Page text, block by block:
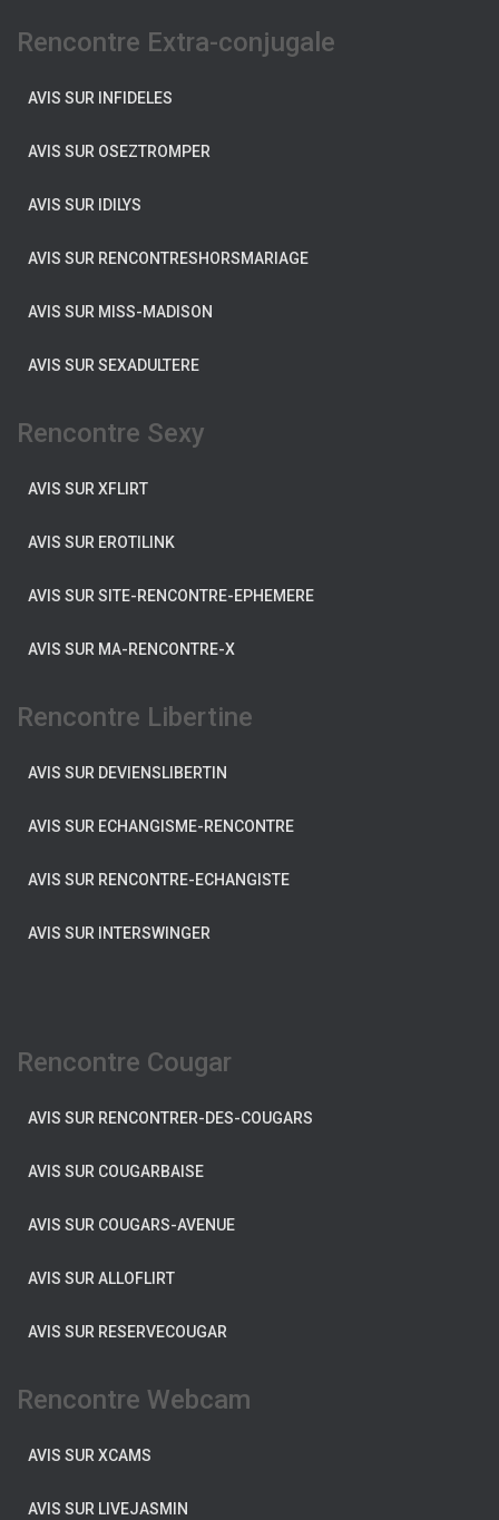
Rencontre Extra-conjugale
AVIS SUR INFIDELES
AVIS SUR OSEZTROMPER
AVIS SUR IDILYS
AVIS SUR RENCONTRESHORSMARIAGE
AVIS SUR MISS-MADISON
AVIS SUR SEXADULTERE
Rencontre Sexy
AVIS SUR XFLIRT
AVIS SUR EROTILINK
AVIS SUR SITE-RENCONTRE-EPHEMERE
AVIS SUR MA-RENCONTRE-X
Rencontre Libertine
AVIS SUR DEVIENSLIBERTIN
AVIS SUR ECHANGISME-RENCONTRE
AVIS SUR RENCONTRE-ECHANGISTE
AVIS SUR INTERSWINGER
Rencontre Cougar
AVIS SUR RENCONTRER-DES-COUGARS
AVIS SUR COUGARBAISE
AVIS SUR COUGARS-AVENUE
AVIS SUR ALLOFLIRT
AVIS SUR RESERVECOUGAR
Rencontre Webcam
AVIS SUR XCAMS
AVIS SUR LIVEJASMIN